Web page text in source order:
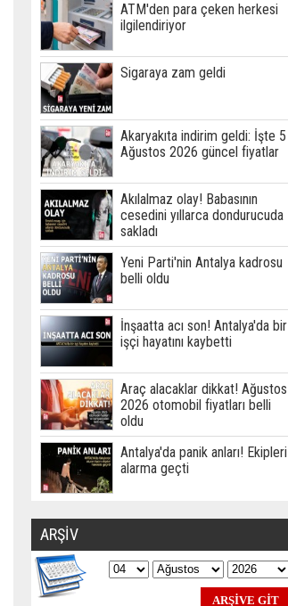
ATM'den para çeken herkesi
ilgilendiriyor
Sigaraya zam geldi
Akaryakıta indirim geldi: İşte 5
Ağustos 2026 güncel fiyatlar
Akılalmaz olay! Babasının
cesedini yıllarca dondurucuda
sakladı
Yeni Parti'nin Antalya kadrosu
belli oldu
İnşaatta acı son! Antalya'da bir
işçi hayatını kaybetti
Araç alacaklar dikkat! Ağustos
2026 otomobil fiyatları belli
oldu
Antalya'da panik anları! Ekipleri
alarma geçti
ARŞİV